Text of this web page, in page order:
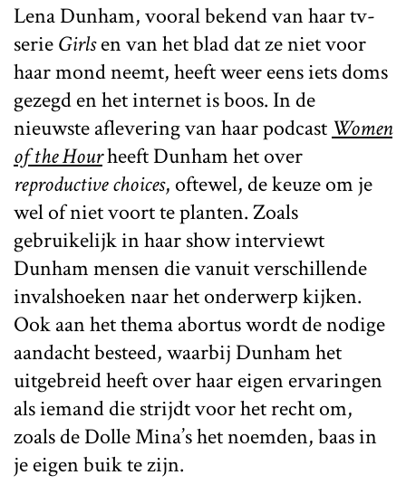
Lena Dunham, vooral bekend van haar tv-
serieGirlsen van het blad dat ze niet voor
haar mond neemt, heeft weer eens iets doms
gezegd en het internet is boos. In de
nieuwste aflevering van haar podcast Women
of the Hourheeft Dunham het over
reproductive choices, oftewel, de keuze om je
wel of niet voort te planten. Zoals
gebruikelijk in haar show interviewt
Dunham mensen die vanuit verschillende
invalshoeken naar het onderwerp kijken.
Ook aan het thema abortus wordt de nodige
aandacht besteed, waarbij Dunham het
uitgebreid heeft over haar eigen ervaringen
als iemand die strijdt voor het recht om,
zoals de Dolle Mina’s het noemden, baas in
je eigen buik te zijn.